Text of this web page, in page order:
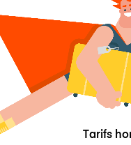
Tarifs